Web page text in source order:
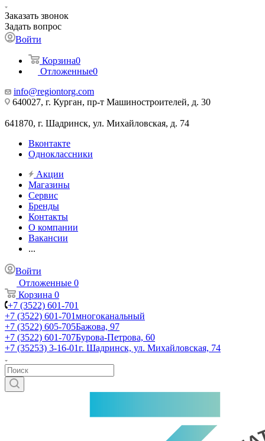
Заказать звонок
Задать вопрос
Войти
Корзина0
Отложенные0
info@regiontorg.com
640027, г. Курган, пр-т Машиностроителей, д. 30
641870, г. Шадринск, ул. Михайловская, д. 74
Вконтакте
Одноклассники
Акции
Магазины
Сервис
Бренды
Контакты
О компании
Вакансии
...
Войти
Отложенные 0
Корзина 0
+7 (3522) 601-701
+7 (3522) 601-701многоканальный
+7 (3522) 605-705Бажова, 97
+7 (3522) 601-707Бурова-Петрова, 60
+7 (35253) 3-16-01г. Шадринск, ул. Михайловская, 74